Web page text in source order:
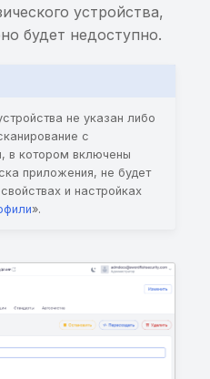
Произвольные данные
вставляются в
обновляются в
ContentProvider
Потенциально
чувствительная
энтропийным
Включение sensitive-
информации в
сообщения WebSocket
устройства,
будет недоступно.
не указан либо
с
в котором включены
приложения, не будет
и настройках
».